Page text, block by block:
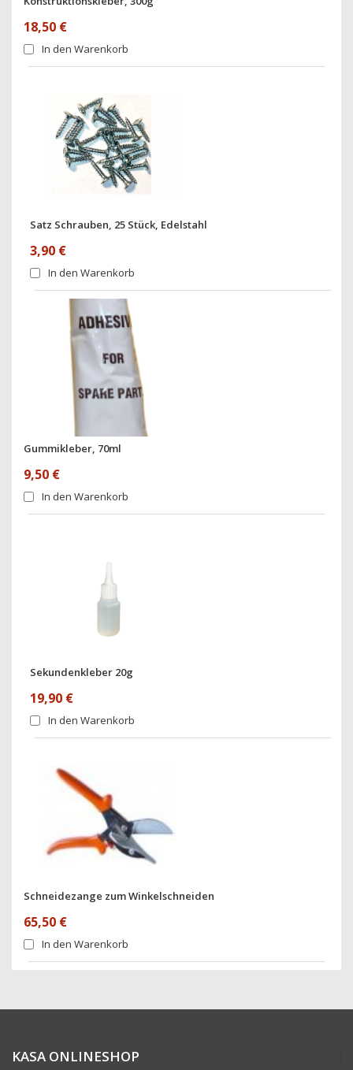
18,50 €
In den Warenkorb
Satz Schrauben, 25 Stück, Edelstahl
3,90 €
In den Warenkorb
Gummikleber, 70ml
9,50 €
In den Warenkorb
Sekundenkleber 20g
19,90 €
In den Warenkorb
Schneidezange zum Winkelschneiden
65,50 €
In den Warenkorb
KASA ONLINESHOP